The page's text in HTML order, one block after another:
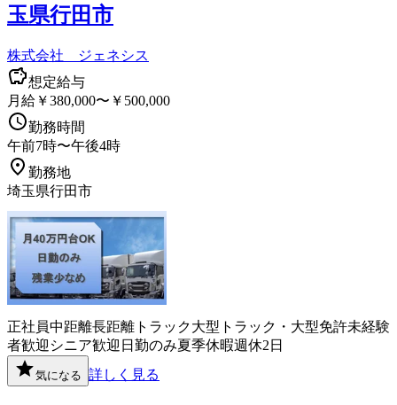
玉県行田市
株式会社 ジェネシス
想定給与
月給￥380,000〜￥500,000
勤務時間
午前7時〜午後4時
勤務地
埼玉県行田市
正社員中距離長距離 トラック大型トラック・大型免許未経験
者歓迎 シニア歓迎 日勤のみ夏季休暇週休2日
気になる 詳しく見る